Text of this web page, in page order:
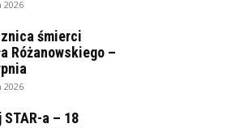
2026
śmierci
Różanowskiego –
2026
STAR-a – 18